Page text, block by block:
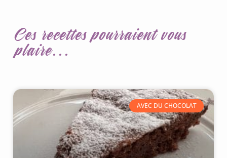
Ces recettes pourraient vous
plaire...
AVEC DU CHOCOLAT